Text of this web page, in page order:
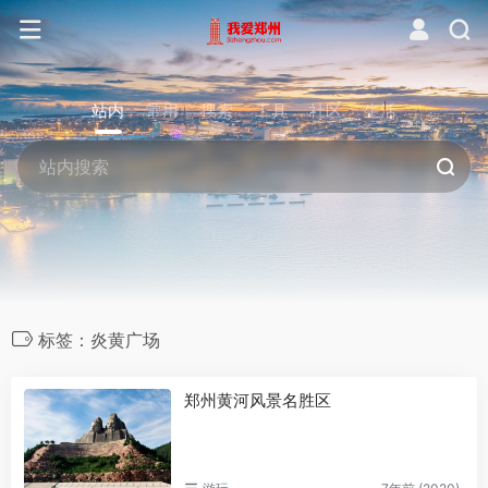
站内 常用 搜索 工具 社区 生活
标签：炎黄广场
郑州黄河风景名胜区